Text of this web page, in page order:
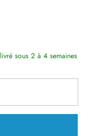
livré sous 2 à 4 semaines